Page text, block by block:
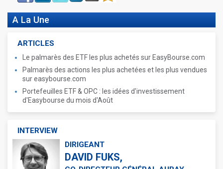
A La Une
ARTICLES
Le palmarès des ETF les plus achetés sur EasyBourse.com
Palmarès des actions les plus achetées et les plus vendues
sur easybourse.com
Portefeuilles ETF & OPC : les idées d'investissement
d'Easybourse du mois d'Août
INTERVIEW
DIRIGEANT
DAVID FUKS,